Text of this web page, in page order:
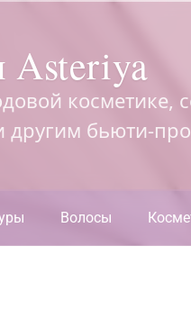
Asteriya
косметике,
другим бьюти-
Волосы